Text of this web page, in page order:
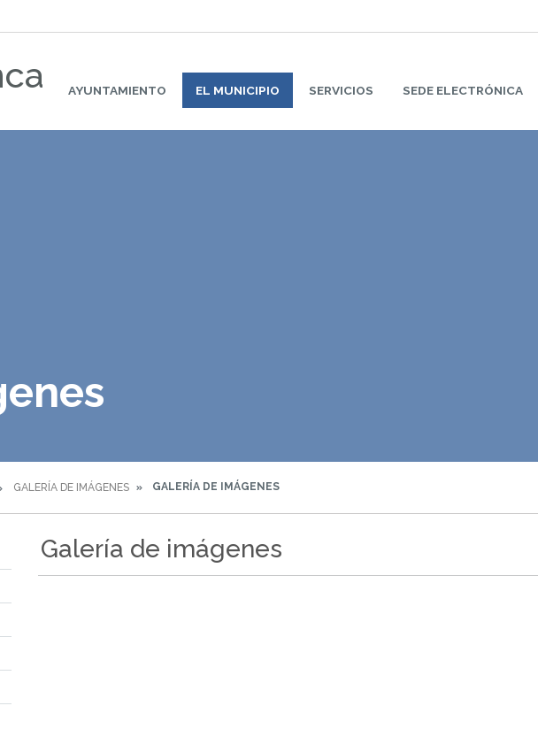
AYUNTAMIENTO EL MUNICIPIO SERVICIOS SEDE ELECTRÓNICA
Buscar
GALERÍA DE IMÁGENES GALERÍA DE IMÁGENES
Galería de imágenes